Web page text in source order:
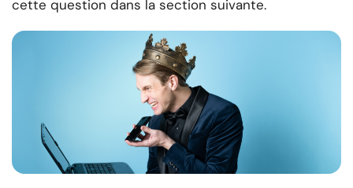
cette question dans la section suivante.